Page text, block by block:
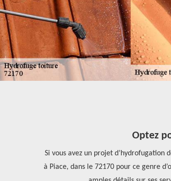
Optez
Si vous avez un projet
à Piace, dans le 72170 pour ce genre